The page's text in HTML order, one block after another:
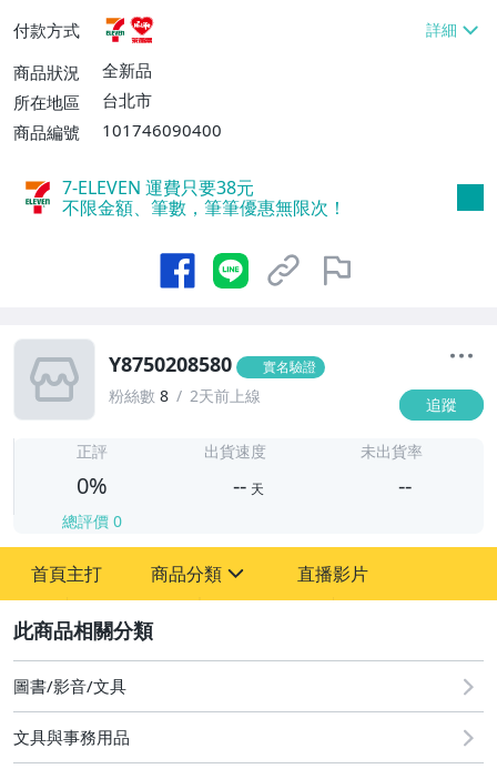
貨付款【免運費】
付款方式
商品狀況
全新品
所在地區
台北市
商品編號
101746090400
7-ELEVEN 運費只要38元
不限金額、筆數，筆筆優惠無限次！
Y8750208580 實名驗證
粉絲數 8 2天前上線 追蹤
正評
0%
總評價 0
出貨速度
-- 天
未出貨率
--
首頁主打 商品分類
圖書/影音/文具
古董、藝術與礦石
直播影片
圖書/影音/文具
文具與事務用品